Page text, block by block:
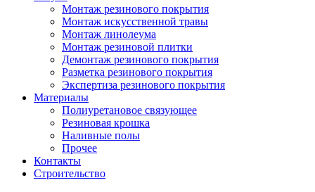
Монтаж резинового покрытия
Монтаж искусственной травы
Монтаж линолеума
Монтаж резиновой плитки
Демонтаж резинового покрытия
Разметка резинового покрытия
Экспертиза резинового покрытия
Материалы
Полиуретановое связующее
Резиновая крошка
Наливные полы
Прочее
Контакты
Строительство